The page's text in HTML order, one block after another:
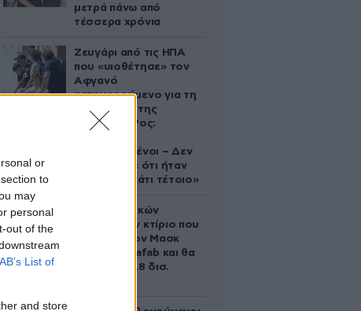
or
to
may
personal
out of the
List of
and store
μετρά πάνω από
τέσσερα χρόνια
Ζευγάρι από τις ΗΠΑ
που «υιοθέτησε» τον
Αφγανό
κατηγορούμενο για τη
δολοφονία της
Ελίζαμπεθ Ρος:
συντετριμμένοι – Δεν
έδειξε ποτέ ότι ήταν
ικανός για κάτι τέτοιο»
Το φαραωνικών
διαστάσεων κτίριο που
χτίζει ο Έλον Μασκ
λέγεται Terafab και θα
κοστίσει 16,8 δισ.